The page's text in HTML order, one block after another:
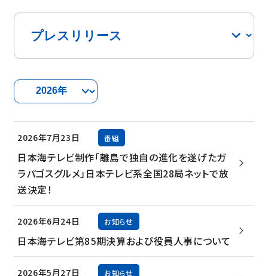
2026年7月23日 番組
日本海テレビ制作「離島で独自の進化を遂げたガ
ラパゴスグルメ」日本テレビ系全国28局ネットで放
送決定！
2026年6月24日 お知らせ
日本海テレビ第85期決算および役員人事について
2026年5月27日 お知らせ